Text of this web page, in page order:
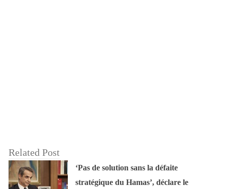
Related Post
‘Pas de solution sans la défaite
stratégique du Hamas’, déclare le